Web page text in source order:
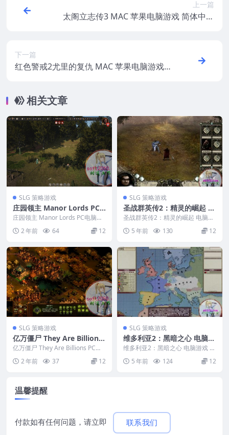
上一篇
太阁立志传3 MAC 苹果电脑游戏 简体中文
下一篇
红色警戒2尤里的复仇 MAC 苹果电脑游戏
相关文章
SLG 策略游戏
庄园领主 Manor Lords PC
电脑游戏 适用WIN11 WIN1
0
庄园领主 Manor Lords PC电脑游
2 年前 64 12
SLG 策略游戏
圣战群英传2：精灵的崛起 电
脑游戏 简体中文版 支援win1
1 win10 win7
圣战群英传2：精灵的崛起 电脑游
戏 简体中文版 支援win11 win10
wi...5 年前 130 12
SLG 策略游戏
亿万僵尸 They Are Billions
PC电脑游戏 适用WIN11 WI
N10
亿万僵尸 They Are Billions PC电
2 年前 37 12
SLG 策略游戏
维多利亚2：黑暗之心 电脑游
戏 简体中文版 支援win11 wi
n10 win7
维多利亚2：黑暗之心 电脑游戏 简
体中文版 支援win11 win10 win7...
5 年前 124 12
温馨提醒
付款如有任何问题，请立即 联系我们